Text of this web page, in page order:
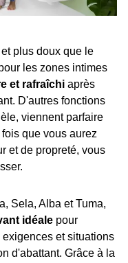
plus doux que le
les zones intimes
et rafraîchi après
D'autres fonctions
viennent parfaire
que vous aurez
et de propreté, vous
Sela, Alba et Tuma,
idéale pour
et situations
d'abattant. Grâce à la